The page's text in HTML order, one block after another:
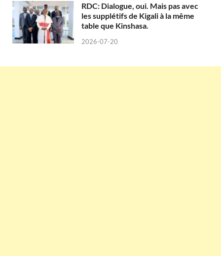
RDC: Dialogue, oui. Mais pas avec
les supplétifs de Kigali à la même
table que Kinshasa.
2026-07-20